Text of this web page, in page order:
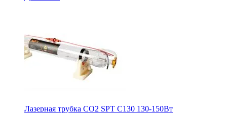
Лазерная трубка CO2 SPT C130 130-150Вт